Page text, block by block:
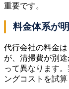
重要です。
料金体系が
代行会社の料金
が、清掃費が別
って異なります
ングコストを試算